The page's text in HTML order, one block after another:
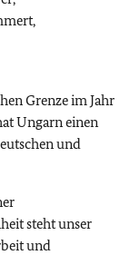
Grenze im Jahr
Ungarn einen
und
steht unser
und